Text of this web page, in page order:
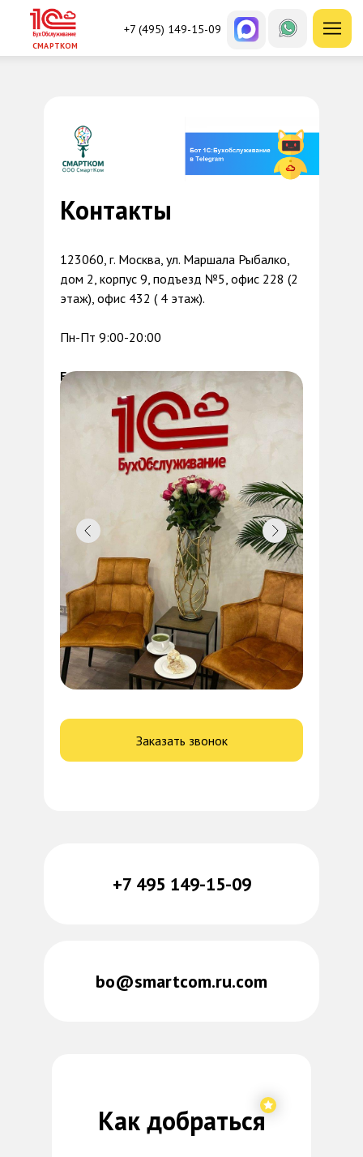
СМАРТКОМ
+7 (495) 149-15-09
Контакты
123060, г. Москва, ул. Маршала Рыбалко,
дом 2, корпус 9, подъезд №5, офис 228 (2
этаж), офис 432 ( 4 этаж).
Пн-Пт 9:00-20:00
E-mail:BO@smartcom.ru.com
Тел:+7 (495) 149 -15-09
Заказать звонок
+7 495 149-15-09
bo@smartcom.ru.com
Как добраться